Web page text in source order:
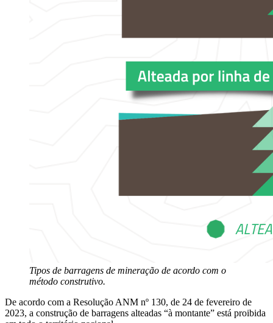
Tipos de barragens de mineração de acordo com o
método construtivo.
De acordo com a Resolução ANM nº 130, de 24 de fevereiro de
2023, a construção de barragens alteadas “à montante” está proibida